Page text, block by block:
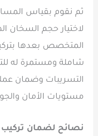
ثم نقوم بقياس
لاختيار حجم السخان
المتخصص بعدها
شاملة ومستمرة له
التسريبات وضمان
مستويات الأمان
نصائح لضمان